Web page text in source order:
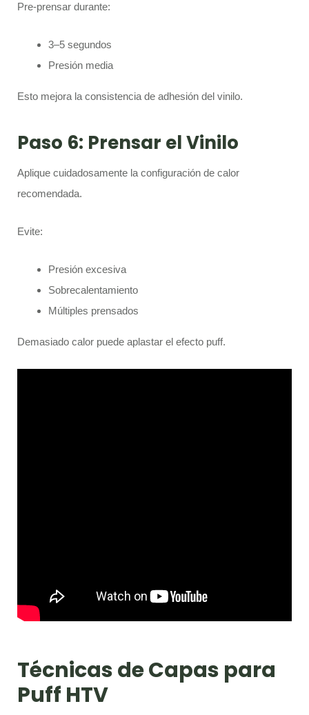
Pre-prensar durante:
3–5 segundos
Presión media
Esto mejora la consistencia de adhesión del vinilo.
Paso 6: Prensar el Vinilo
Aplique cuidadosamente la configuración de calor
recomendada.
Evite:
Presión excesiva
Sobrecalentamiento
Múltiples prensados
Demasiado calor puede aplastar el efecto puff.
Técnicas de Capas para
Puff HTV